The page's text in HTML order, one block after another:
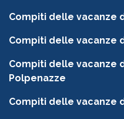
Compiti delle vacanze
Compiti delle vacanze
Compiti delle vacanze
Polpenazze
Compiti delle vacanze